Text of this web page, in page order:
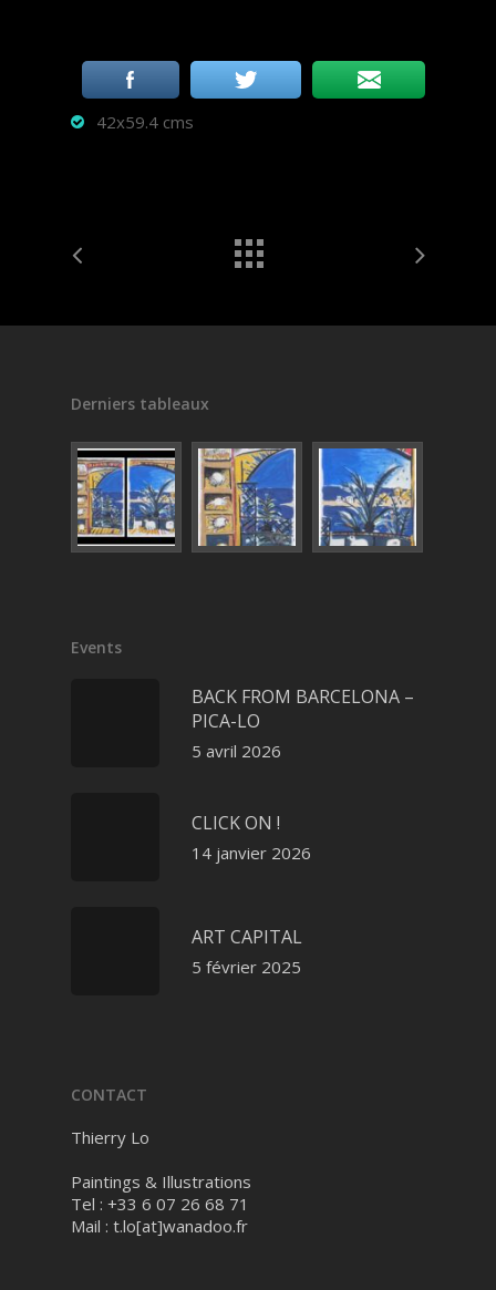
42x59.4 cms
Derniers tableaux
Events
BACK FROM BARCELONA –
PICA-LO
5 avril 2026
CLICK ON !
14 janvier 2026
ART CAPITAL
5 février 2025
CONTACT
Thierry Lo
Paintings & Illustrations
Tel : +33 6 07 26 68 71
Mail : t.lo[at]wanadoo.fr